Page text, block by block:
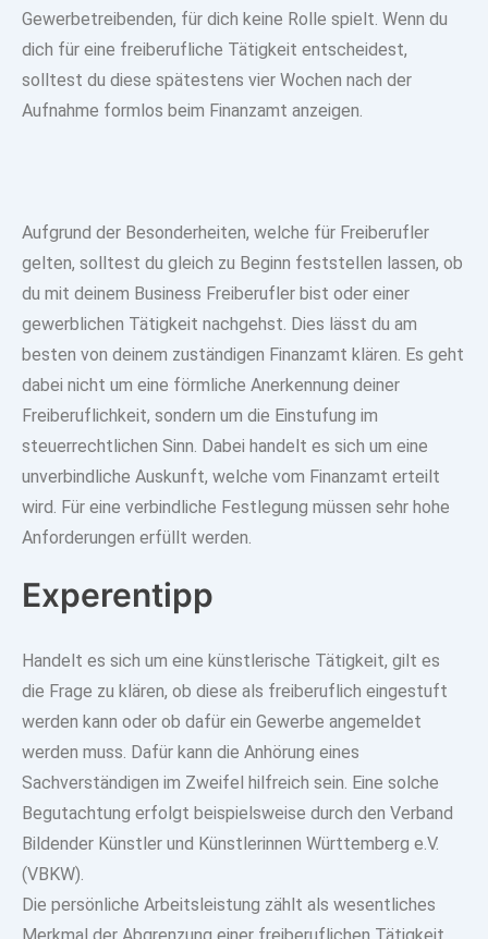
Gewerbetreibenden, für dich keine Rolle spielt. Wenn du
dich für eine freiberufliche Tätigkeit entscheidest,
solltest du diese spätestens vier Wochen nach der
Aufnahme formlos beim Finanzamt anzeigen.
Aufgrund der Besonderheiten, welche für Freiberufler
gelten, solltest du gleich zu Beginn feststellen lassen, ob
du mit deinem Business Freiberufler bist oder einer
gewerblichen Tätigkeit nachgehst. Dies lässt du am
besten von deinem zuständigen Finanzamt klären. Es geht
dabei nicht um eine förmliche Anerkennung deiner
Freiberuflichkeit, sondern um die Einstufung im
steuerrechtlichen Sinn. Dabei handelt es sich um eine
unverbindliche Auskunft, welche vom Finanzamt erteilt
wird. Für eine verbindliche Festlegung müssen sehr hohe
Anforderungen erfüllt werden.
Experentipp
Handelt es sich um eine künstlerische Tätigkeit, gilt es
die Frage zu klären, ob diese als freiberuflich eingestuft
werden kann oder ob dafür ein Gewerbe angemeldet
werden muss. Dafür kann die Anhörung eines
Sachverständigen im Zweifel hilfreich sein. Eine solche
Begutachtung erfolgt beispielsweise durch den Verband
Bildender Künstler und Künstlerinnen Württemberg e.V.
(VBKW).
Die persönliche Arbeitsleistung zählt als wesentliches